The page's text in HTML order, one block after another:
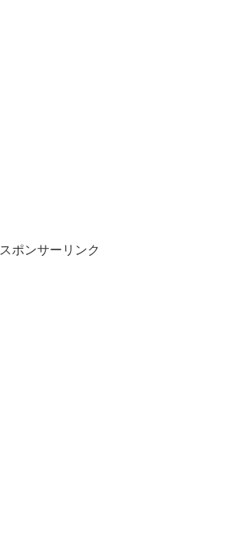
スポンサーリンク